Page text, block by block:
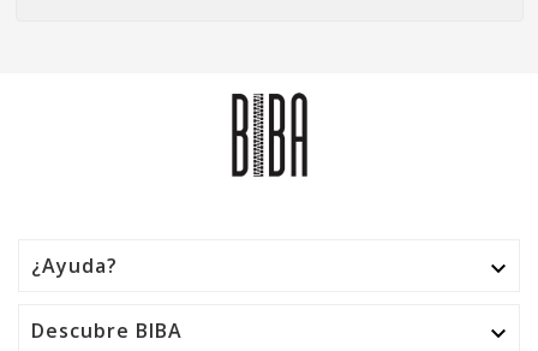
¿Ayuda? 
Descubre BIBA 